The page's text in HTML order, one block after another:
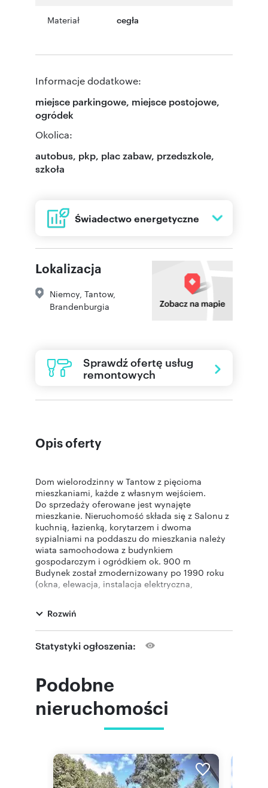
Materiał cegła
Informacje dodatkowe:
miejsce parkingowe, miejsce postojowe,
ogródek
Okolica:
autobus, pkp, plac zabaw, przedszkole,
szkoła
Świadectwo energetyczne
Energia
71,50 kWh/(m² rok)
Lokalizacja
Niemcy, Tantow,
Brandenburgia
Sprawdź ofertę usług
remontowych
Opis oferty
Dom wielorodzinny w Tantow z pięcioma
mieszkaniami, każde z własnym wejściem.
Do sprzedaży oferowane jest wynajęte
mieszkanie. Nieruchomość składa się z Salonu z
kuchnią, łazienką, korytarzem i dwoma
sypialniami na poddaszu do mieszkania należy
wiata samochodowa z budynkiem
gospodarczym i ogródkiem ok. 900 m
Budynek został zmodernizowany po 1990 roku
(okna, elewacja, instalacja elektryczna,
być dalsze prace modernizacyjne.
Przed zakupem używanej nieruchomości
zazwyczaj zalecamy poradę rzeczoznawcy
budowlanego.
plany pięter służą wyłącznie celom
ani plany techniczne pięter, wszystkie wymiary
samodzielnie. Przedstawiony sprzęt jest fikcyjny
odpowiedzialności za jakiekolwiek błędy lub
odchylenia.
Rozwiń
Statystyki ogłoszenia:
Podobne
nieruchomości